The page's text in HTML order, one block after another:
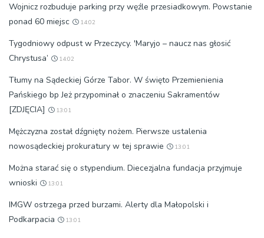
Wojnicz rozbuduje parking przy węźle przesiadkowym. Powstanie
ponad 60 miejsc
14:02
Tygodniowy odpust w Przeczycy. 'Maryjo – naucz nas głosić
Chrystusa’
14:02
Tłumy na Sądeckiej Górze Tabor. W święto Przemienienia
Pańskiego bp Jeż przypominał o znaczeniu Sakramentów
[ZDJĘCIA]
13:01
Mężczyzna został dźgnięty nożem. Pierwsze ustalenia
nowosądeckiej prokuratury w tej sprawie
13:01
Można starać się o stypendium. Diecezjalna fundacja przyjmuje
wnioski
13:01
IMGW ostrzega przed burzami. Alerty dla Małopolski i
Podkarpacia
13:01